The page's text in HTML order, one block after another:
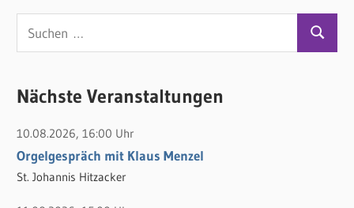
u
h
n
n
a
Nächste Veranstaltungen
10.08.2026, 16:00 Uhr
Orgelgespräch mit Klaus Menzel
St. Johannis Hitzacker